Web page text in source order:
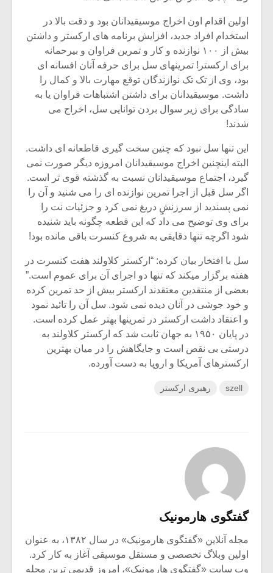
اولین اقدام اون اخراج موسیقیدانان بود و دقت بالا در
استخدام افراد جدید، افزایش برنامه های ارکستر و داشتن
بیش از ۱۰۰ نوازنده و کار و تمرین فراوان و بیرحمانه
برای ارکستر! تمرینهای سل برای حرفه آنان افسانه ای
بود، وی از تک تک نوازندگان توقع مهارت بالا و کمال را
داشت. موسیقیدانان برای داشتن اشتباهات فراوان یا به
سادگی برای زیر سوال بردن توانایی سل، اخراج می
شدند!
این تنها سل نبود که چنین سخت گیری قاطعانه ای داشت.
البته اینچنین اخراج موسیقیدانان امروزه دیگر صورت نمی
گیرد، اجتماع موسیقیدانان نسبت به گذشته قوی تر است.
اگر سل قبل از اجرا تمرین نوازنده ای را می شنید و آن را
نمی پسندید از سرزنشِِِِ دریغ نمی کرد و جزئیات نت را
برای وی توضیح می داد که این قطعه چگونه باید شنیده
شود اگرچه تنها دقایقی به شروع کنسرت باقی مانده بود!
سل با افتخار بیان کرده: “ارکستر کلاولند هفت کنسرت در
هفته برگزار میکند که تنها دو اجرای آن برای عموم است.”
بعضی از منتقدین معتقدند ارکستر بیش از حد تمرین کرده
و خود جوشی در آنان دیده نمی شود. سل آن را تائید نمود
و اعتقاد داشت ارکستر در تمرینها بهتر عمل کرده است.
در پایان ۱۹۵۰ به جهان ثابت شد که ارکستر کلاولند به
درستی بی نقص است و جایگاهش را در میان بهترین
ارکسترهای آمریکا و اروپا به دست آورده.
szell رهبری ارکستر
گفتگوی هارمونیک
مجله آنلاین «گفتگوی هارمونیک» در سال ۱۳۸۲، به عنوان
اولین وبلاگ تخصصی و مستقل موسیقی آغاز به کار کرد.
وب سایت «گفتگوی هارمونیک»، امروز قدیمی ترین مجله